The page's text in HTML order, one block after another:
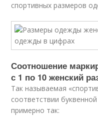
спортивных размеров
Соотношение
с 1 по 10 женский
Так называемая
соответствии
примерно так: